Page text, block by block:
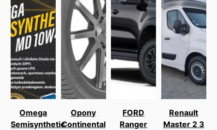
Omega
Semisynthetic
Opony
Continental
FORD
Ranger
Renault
Master 2 3